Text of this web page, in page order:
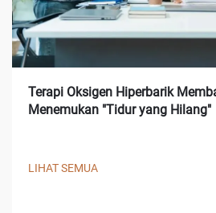
Terapi Oksigen Hiperbarik
Menemukan "Tidur yang Hilang"
LIHAT SEMUA